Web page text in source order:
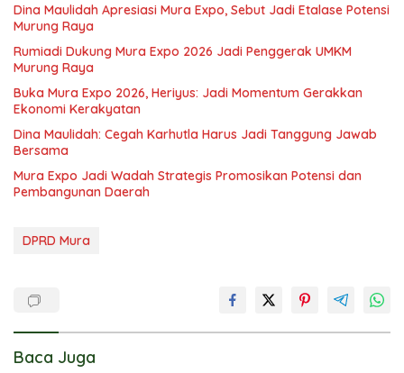
Dina Maulidah Apresiasi Mura Expo, Sebut Jadi Etalase Potensi
Murung Raya
Rumiadi Dukung Mura Expo 2026 Jadi Penggerak UMKM
Murung Raya
Buka Mura Expo 2026, Heriyus: Jadi Momentum Gerakkan
Ekonomi Kerakyatan
Dina Maulidah: Cegah Karhutla Harus Jadi Tanggung Jawab
Bersama
Mura Expo Jadi Wadah Strategis Promosikan Potensi dan
Pembangunan Daerah
DPRD Mura
Baca Juga